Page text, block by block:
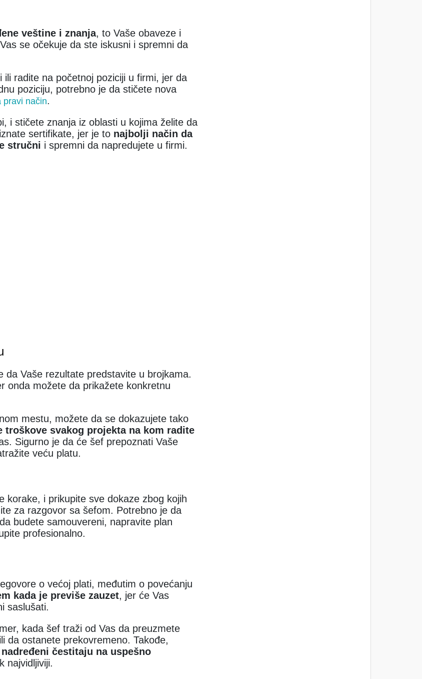
veštine i znanja, to Vaše obaveze i
se očekuje da ste iskusni i spremni da
radite na početnoj poziciji u firmi, jer da
poziciju, potrebno je da stičete nova
pravi način.
i stičete znanja iz oblasti u kojima želite da
sertifikate, jer je to najbolji način da
stručni i spremni da napredujete u firmi.
da Vaše rezultate predstavite u brojkama.
onda možete da prikažete konkretnu
mestu, možete da se dokazujete tako
troškove svakog projekta na kom radite
Sigurno je da će šef prepoznati Vaše
veću platu.
korake, i prikupite sve dokaze zbog kojih
za razgovor sa šefom. Potrebno je da
budete samouvereni, napravite plan
profesionalno.
o većoj plati, međutim o povećanju
kada je previše zauzet, jer će Vas
saslušati.
kada šef traži od Vas da preuzmete
da ostanete prekovremeno. Takođe,
čestitaju na uspešno
najvidljiviji.